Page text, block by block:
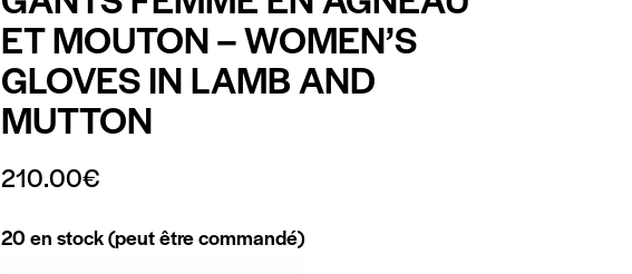
ET MOUTON – WOMEN’S
GLOVES IN LAMB AND
MUTTON
210.00€
20 en stock (peut être commandé)